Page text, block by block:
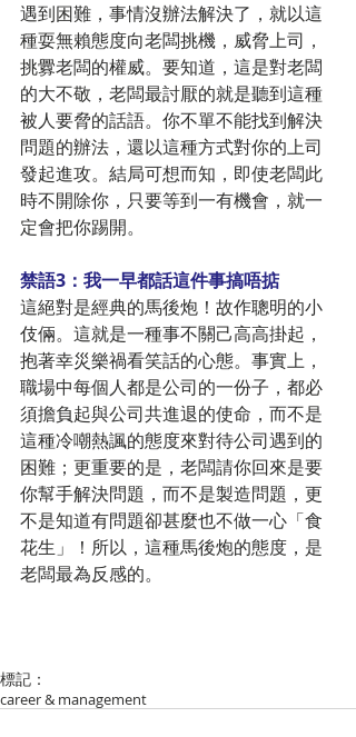
遇到困難，事情沒辦法解決了，就以這
種耍無賴態度向老闆挑機，威脅上司，
挑釁老闆的權威。要知道，這是對老闆
的大不敬，老闆最討厭的就是聽到這種
被人要脅的話語。你不單不能找到解決
問題的辦法，還以這種方式對你的上司
發起進攻。結局可想而知，即使老闆此
時不開除你，只要等到一有機會，就一
定會把你踢開。
禁語3：我一早都話這件事搞唔掂
這絕對是經典的馬後炮！故作聰明的小
伎倆。這就是一種事不關己高高掛起，
抱著幸災樂禍看笑話的心態。事實上，
職場中每個人都是公司的一份子，都必
須擔負起與公司共進退的使命，而不是
這種冷嘲熱諷的態度來對待公司遇到的
困難；更重要的是，老闆請你回來是要
你幫手解決問題，而不是製造問題，更
不是知道有問題卻甚麼也不做一心「食
花生」！所以，這種馬後炮的態度，是
老闆最為反感的。
標記：
career & management